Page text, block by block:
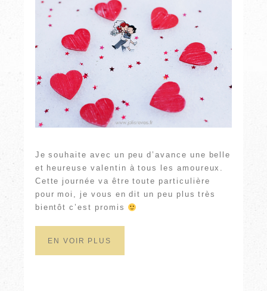
Je souhaite avec un peu d’avance une belle
et heureuse valentin à tous les amoureux.
Cette journée va être toute particulière
pour moi, je vous en dit un peu plus très
bientôt c’est promis
EN VOIR PLUS